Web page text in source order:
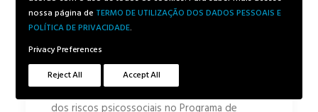
A partir de 2026, a Norma Regulamentadora
nº 1 (NR-1), atualizada pela Portaria MTE nº
1.449/2024, passará a exigir oficialmente que a
saúde mental seja incluída no centro das
relações de trabalho no Brasil. Com a inclusão
nossa página de TERMO DE UTILIZAÇÃO DOS DADOS PESSOAIS E
POLÍTICA DE PRIVACIDADE.
Privacy Preferences
Reject All
Accept All